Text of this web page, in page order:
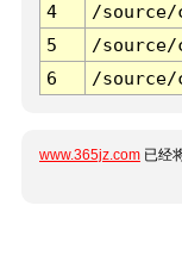
4
/
5
/
6
/
www.365jz.com 已经